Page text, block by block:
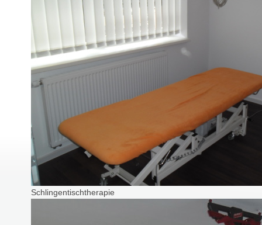
Schlingentischtherapie